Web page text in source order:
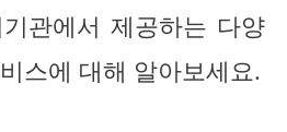
관에서 제공하는 다양
스에 대해 알아보세요.